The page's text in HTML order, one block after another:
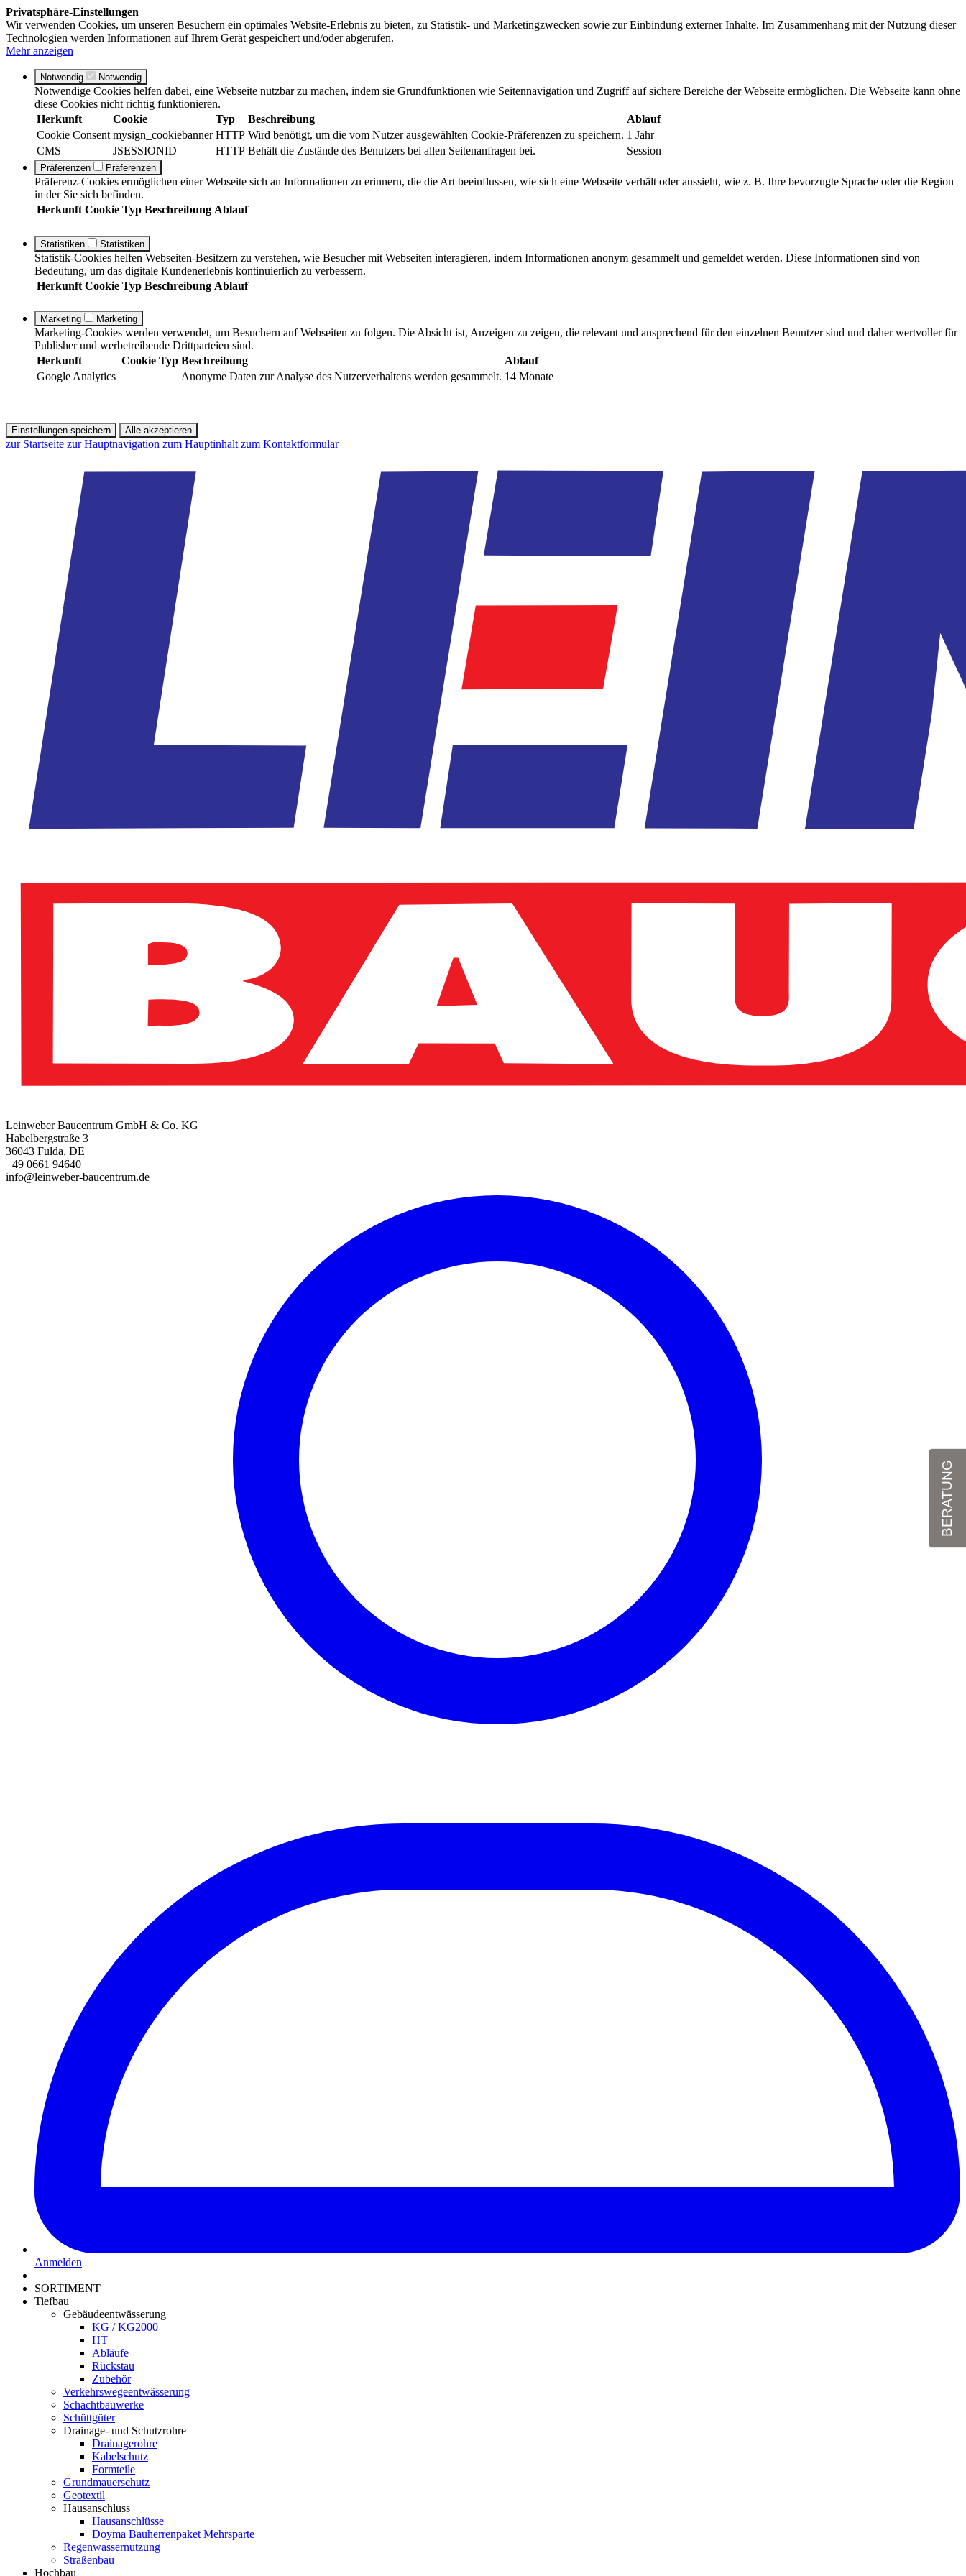
Privatsphäre-Einstellungen
Wir verwenden Cookies, um unseren Besuchern ein optimales Website-Erlebnis zu bieten, zu Statistik- und Marketingzwecken sowie zur Einbindung externer Inhalte. Im Zusammenhang mit der Nutzung dieser
Technologien werden Informationen auf Ihrem Gerät gespeichert und/oder abgerufen.
Mehr anzeigen
Notwendig Notwendig
Notwendige Cookies helfen dabei, eine Webseite nutzbar zu machen, indem sie Grundfunktionen wie Seitennavigation und Zugriff auf sichere Bereiche der Webseite ermöglichen. Die Webseite kann ohne
diese Cookies nicht richtig funktionieren.
Herkunft
Cookie Typ Beschreibung
Ablauf
Cookie Consent mysign_cookiebanner HTTP Wird benötigt, um die vom Nutzer ausgewählten Cookie-Präferenzen zu speichern. 1 Jahr
CMS
JSESSIONID HTTP Behält die Zustände des Benutzers bei allen Seitenanfragen bei. Session
Präferenzen Präferenzen
Präferenz-Cookies ermöglichen einer Webseite sich an Informationen zu erinnern, die die Art beeinflussen, wie sich eine Webseite verhält oder aussieht, wie z. B. Ihre bevorzugte Sprache oder die Region
in der Sie sich befinden.
Herkunft Cookie Typ Beschreibung Ablauf
Statistiken Statistiken
Statistik-Cookies helfen Webseiten-Besitzern zu verstehen, wie Besucher mit Webseiten interagieren, indem Informationen anonym gesammelt und gemeldet werden. Diese Informationen sind von
Bedeutung, um das digitale Kundenerlebnis kontinuierlich zu verbessern.
Herkunft Cookie Typ Beschreibung Ablauf
Marketing Marketing
Marketing-Cookies werden verwendet, um Besuchern auf Webseiten zu folgen. Die Absicht ist, Anzeigen zu zeigen, die relevant und ansprechend für den einzelnen Benutzer sind und daher wertvoller für
Publisher und werbetreibende Drittparteien sind.
Herkunft
Cookie Typ Beschreibung
Ablauf
Google Analytics
Anonyme Daten zur Analyse des Nutzerverhaltens werden gesammelt. 14 Monate
Einstellungen speichern Alle akzeptieren
zur Startseite zur Hauptnavigation zum Hauptinhalt zum Kontaktformular
Leinweber Baucentrum GmbH & Co. KG
Habelbergstraße 3
36043 Fulda, DE
+49 0661 94640
info@leinweber-baucentrum.de
Anmelden
SORTIMENT
Tiefbau
Gebäudeentwässerung
KG / KG2000
HT
Abläufe
Rückstau
Zubehör
Verkehrswegeentwässerung
Schachtbauwerke
Schüttgüter
Drainage- und Schutzrohre
Drainagerohre
Kabelschutz
Formteile
Grundmauerschutz
Geotextil
Hausanschluss
Hausanschlüsse
Doyma Bauherrenpaket Mehrsparte
Regenwassernutzung
Straßenbau
Hochbau
BERATUNG